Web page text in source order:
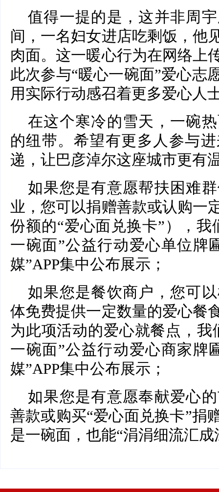
值得一提的是，这并非周
间，一名妇女进店吃剩饭，他
肉面。这一暖心行为在网络上
此次参与“暖心一碗面”爱心志
用实际行动感召着更多爱心人
在这个寒冷的雪天，一碗
的纽带。希望有更多人参与
递，让巴彦淖尔这座城市更有
如果您是有意愿帮扶困难
业，您可以捐赠善款或认购一
份额的“爱心面兑换卡”），
一碗面”公益行动爱心单位牌
媒”APP集中公布展示；
如果您是餐饮商户，您可
体免费提供一定数量的爱心餐
为此项活动的爱心就餐点，我
一碗面”公益行动爱心商家牌
媒”APP集中公布展示；
如果您是有意愿奉献爱心
善款或购买“爱心面兑换卡”捐
是一碗面，也能“涓涓细流汇成